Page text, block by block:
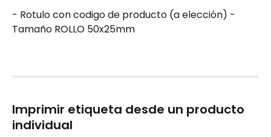
- Rotulo con codigo de producto (a elección) -
Tamaño ROLLO 50x25mm
Imprimir etiqueta desde un producto
individual